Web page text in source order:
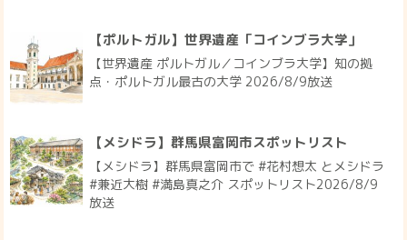
【ポルトガル】世界遺産「コインブラ大学」
【世界遺産 ポルトガル／コインブラ大学】知の拠
点・ポルトガル最古の大学 2026/8/9放送
【メシドラ】群馬県富岡市スポットリスト
【メシドラ】群馬県富岡市で #花村想太 とメシドラ
#兼近大樹 #満島真之介 スポットリスト2026/8/9
放送